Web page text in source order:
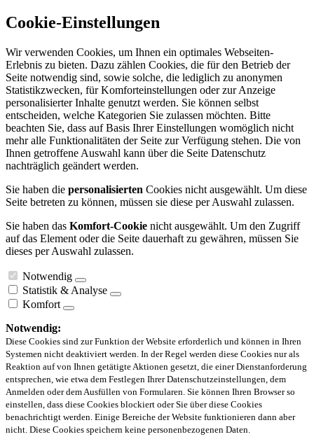
Cookie-Einstellungen
Wir verwenden Cookies, um Ihnen ein optimales Webseiten-
Erlebnis zu bieten. Dazu zählen Cookies, die für den Betrieb der
Seite notwendig sind, sowie solche, die lediglich zu anonymen
Statistikzwecken, für Komforteinstellungen oder zur Anzeige
personalisierter Inhalte genutzt werden. Sie können selbst
entscheiden, welche Kategorien Sie zulassen möchten. Bitte
beachten Sie, dass auf Basis Ihrer Einstellungen womöglich nicht
mehr alle Funktionalitäten der Seite zur Verfügung stehen. Die von
Ihnen getroffene Auswahl kann über die Seite Datenschutz
nachträglich geändert werden.
Sie haben die personalisierten Cookies nicht ausgewählt. Um diese
Seite betreten zu können, müssen sie diese per Auswahl zulassen.
Sie haben das Komfort-Cookie nicht ausgewählt. Um den Zugriff
auf das Element oder die Seite dauerhaft zu gewähren, müssen Sie
dieses per Auswahl zulassen.
Notwendig
Statistik & Analyse
Komfort
Notwendig:
Diese Cookies sind zur Funktion der Website erforderlich und können in Ihren
Systemen nicht deaktiviert werden. In der Regel werden diese Cookies nur als
Reaktion auf von Ihnen getätigte Aktionen gesetzt, die einer Dienstanforderung
entsprechen, wie etwa dem Festlegen Ihrer Datenschutzeinstellungen, dem
Anmelden oder dem Ausfüllen von Formularen. Sie können Ihren Browser so
einstellen, dass diese Cookies blockiert oder Sie über diese Cookies
benachrichtigt werden. Einige Bereiche der Website funktionieren dann aber
nicht. Diese Cookies speichern keine personenbezogenen Daten.